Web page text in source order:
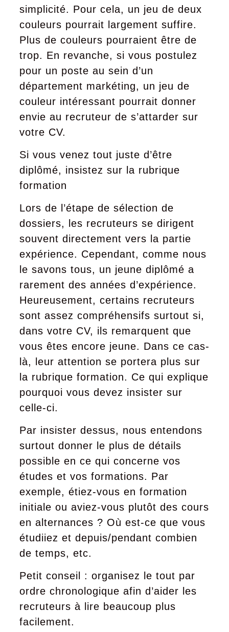
simplicité. Pour cela, un jeu de deux
couleurs pourrait largement suffire.
Plus de couleurs pourraient être de
trop. En revanche, si vous postulez
pour un poste au sein d’un
département markéting, un jeu de
couleur intéressant pourrait donner
envie au recruteur de s’attarder sur
votre CV.
Si vous venez tout juste d’être
diplômé, insistez sur la rubrique
formation
Lors de l’étape de sélection de
dossiers, les recruteurs se dirigent
souvent directement vers la partie
expérience. Cependant, comme nous
le savons tous, un jeune diplômé a
rarement des années d’expérience.
Heureusement, certains recruteurs
sont assez compréhensifs surtout si,
dans votre CV, ils remarquent que
vous êtes encore jeune. Dans ce cas-
là, leur attention se portera plus sur
la rubrique formation. Ce qui explique
pourquoi vous devez insister sur
celle-ci.
Par insister dessus, nous entendons
surtout donner le plus de détails
possible en ce qui concerne vos
études et vos formations. Par
exemple, étiez-vous en formation
initiale ou aviez-vous plutôt des cours
en alternances ? Où est-ce que vous
étudiiez et depuis/pendant combien
de temps, etc.
Petit conseil : organisez le tout par
ordre chronologique afin d’aider les
recruteurs à lire beaucoup plus
facilement.